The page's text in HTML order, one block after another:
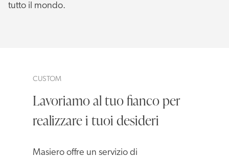
tutto il mondo.
CUSTOM
Lavoriamo al tuo fianco per
realizzare i tuoi desideri
Masiero offre un servizio di